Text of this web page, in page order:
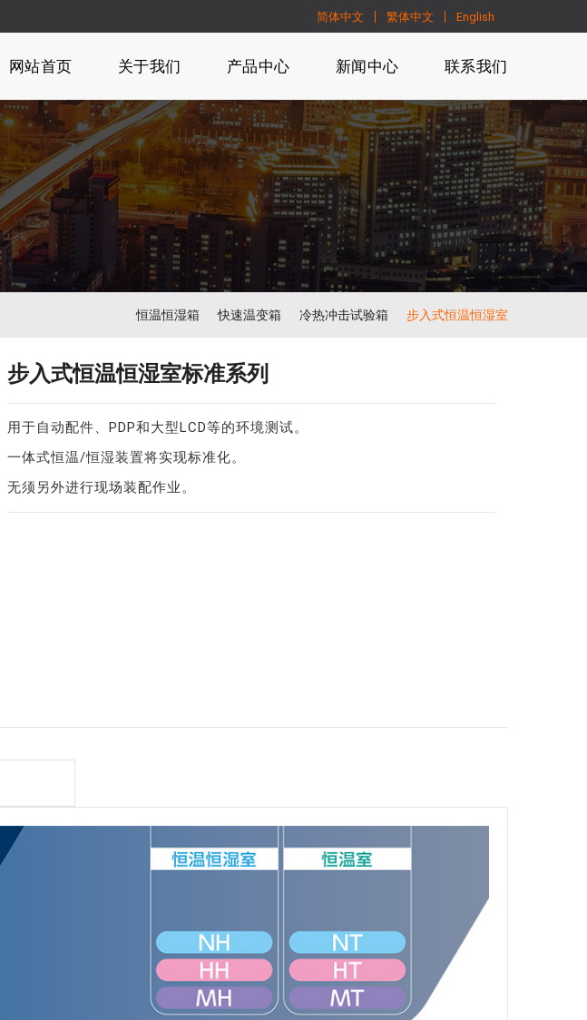
简体中文 繁体中文 English
网站首页 关于我们 产品中心 新闻中心 联系我们
恒温恒湿箱 快速温变箱 冷热冲击试验箱 步入式恒温恒湿室
步入式恒温恒湿室标准系列
用于自动配件、PDP和大型LCD等的环境测试。
一体式恒温/恒湿装置将实现标准化。
无须另外进行现场装配作业。